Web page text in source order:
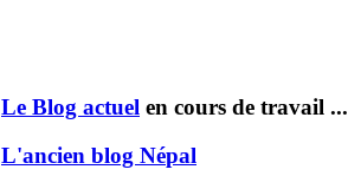
Le Blog actuel en cours de travail ...
L'ancien blog Népal